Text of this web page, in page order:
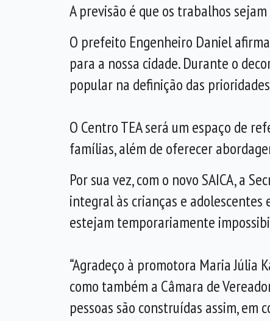
A previsão é que os trabalhos
O prefeito Engenheiro Daniel
para a nossa cidade. Durante o
popular na definição das
O Centro TEA será um espaço de
famílias, além de oferecer
Por sua vez, com o novo SAICA, a
integral às crianças e adolescentes
estejam temporariamente
“Agradeço à promotora Maria Júlia
como também a Câmara de
pessoas são construídas assim, em